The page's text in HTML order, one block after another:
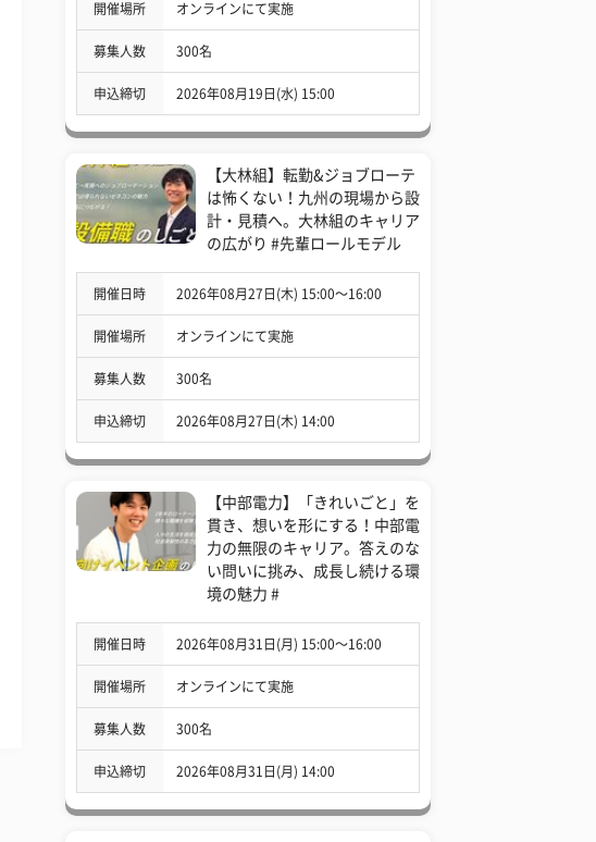
開催場所 オンラインにて実施
募集人数 300名
申込締切 2026年08月19日(水) 15:00
【大林組】転勤&ジョブローテ
は怖くない！九州の現場から設
計・見積へ。大林組のキャリア
の広がり #先輩ロールモデル
開催日時 2026年08月27日(木) 15:00〜16:00
開催場所 オンラインにて実施
募集人数 300名
申込締切 2026年08月27日(木) 14:00
【中部電力】「きれいごと」を
貫き、想いを形にする！中部電
力の無限のキャリア。答えのな
い問いに挑み、成長し続ける環
境の魅力 #
開催日時 2026年08月31日(月) 15:00〜16:00
開催場所 オンラインにて実施
募集人数 300名
申込締切 2026年08月31日(月) 14:00